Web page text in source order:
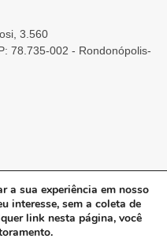
3.560
78.735-002 - Rondonópolis-
a sua experiência em nosso
interesse, sem a coleta de
link nesta página, você